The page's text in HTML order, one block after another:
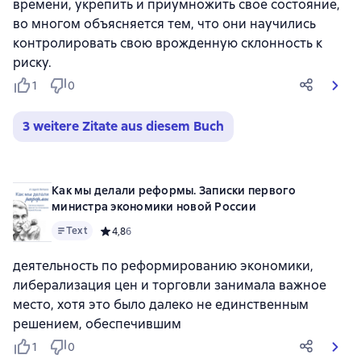
времени, укрепить и приумножить свое состояние,
во многом объясняется тем, что они научились
контролировать свою врожденную склонность к
риску.
1 0
3 weitere Zitate aus diesem Buch
Как мы делали реформы. Записки первого
министра экономики новой России
Text Средний рейтинг 4,8 на основе 6 оценок
4,86
деятельность по реформированию экономики,
либерализация цен и торговли занимала важное
место, хотя это было далеко не единственным
решением, обеспечившим
1 0